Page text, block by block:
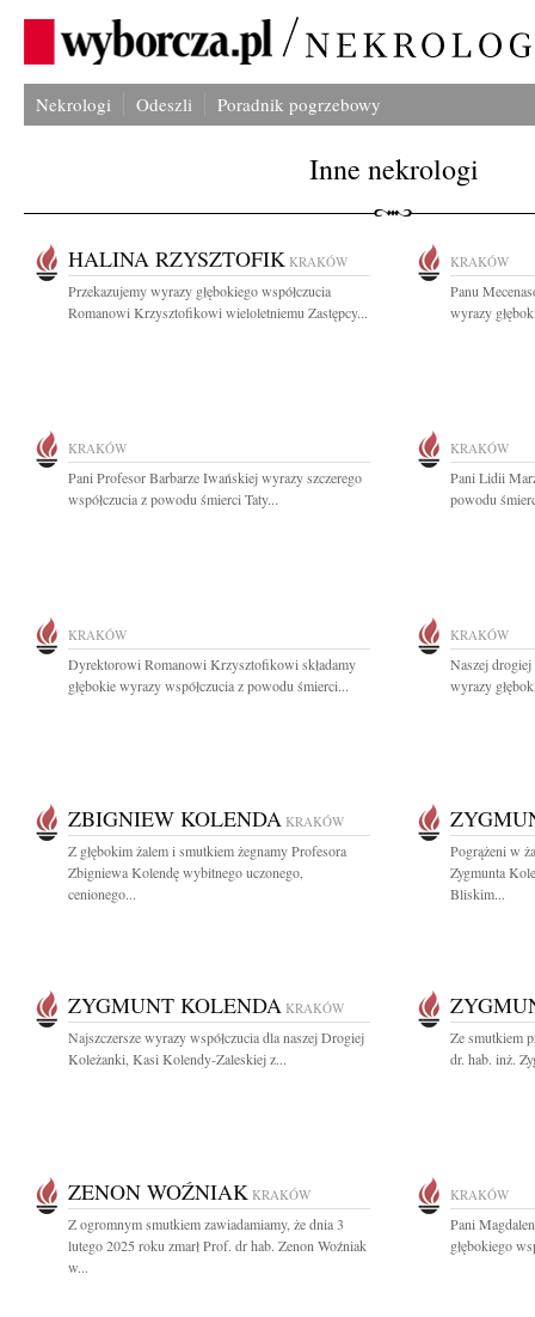
Nekrologi Odeszli Poradnik pogrzebowy
Inne nekrologi
HALINA RZYSZTOFIK KRAKÓW
Przekazujemy wyrazy głębokiego współczucia
Romanowi Krzysztofikowi wieloletniemu Zastępcy...
KRAKÓW
Panu
wyrazy
KRAKÓW
Pani Profesor Barbarze Iwańskiej wyrazy szczerego
współczucia z powodu śmierci Taty...
KRAKÓW
Pani Lidii
powodu
KRAKÓW
Dyrektorowi Romanowi Krzysztofikowi składamy
głębokie wyrazy współczucia z powodu śmierci...
KRAKÓW
Naszej
wyrazy
ZBIGNIEW KOLENDA KRAKÓW
Z głębokim żalem i smutkiem żegnamy Profesora
Zbigniewa Kolendę wybitnego uczonego,
cenionego...
Pogrążeni w
Zygmunta
Bliskim...
ZYGMUNT KOLENDA KRAKÓW
Najszczersze wyrazy współczucia dla naszej Drogiej
Koleżanki, Kasi Kolendy-Zaleskiej z...
Ze smutkiem
dr. hab. inż.
ZENON WOŹNIAK KRAKÓW
Z ogromnym smutkiem zawiadamiamy, że dnia 3
lutego 2025 roku zmarł Prof. dr hab. Zenon Woźniak
w...
KRAKÓW
Pani
głębokiego